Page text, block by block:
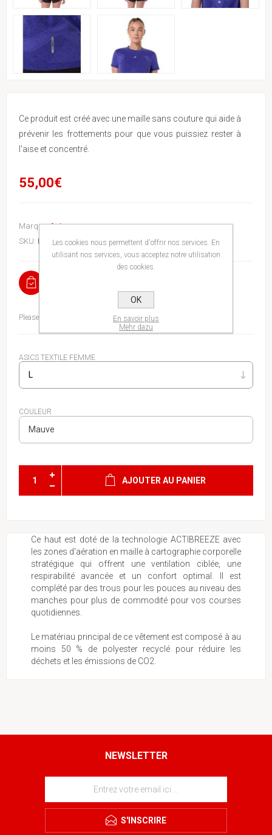
Ce produit est créé avec une maille sans couture qui aide à
prévenir les frottements pour que vous puissiez rester à
l'aise et concentré.
55,00€
Marque: Asics
SKU: ROADGQM4EQ
Please select the address you want to ship to
ASICS TEXTILE FEMME
COULEUR
AJOUTER AU PANIER
Ce haut est doté de la technologie ACTIBREEZE avec
les zones d'aération en maille à cartographie corporelle
stratégique qui offrent une ventilation ciblée, une
respirabilité avancée et un confort optimal. Il est
complété par des trous pour les pouces au niveau des
manches pour plus de commodité pour vos courses
quotidiennes.
Le matériau principal de ce vêtement est composé à au
moins 50 % de polyester recyclé pour réduire les
déchets et les émissions de CO2.
NEWSLETTER
S'INSCRIRE
Les cookies nous permettent d'offrir nos services. En
utilisant nos services, vous acceptez notre utilisation
des cookies.
OK
En savoir plus
Mehr dazu